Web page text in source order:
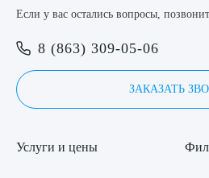
Если у вас остались вопросы,
8 (863) 309-05-06
ЗАКАЗАТЬ
Услуги и цены
Я даю согласие наобработку